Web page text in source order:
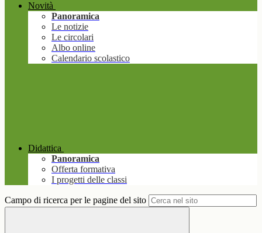
Novità
Panoramica
Le notizie
Le circolari
Albo online
Calendario scolastico
Didattica
Panoramica
Offerta formativa
I progetti delle classi
Campo di ricerca per le pagine del sito